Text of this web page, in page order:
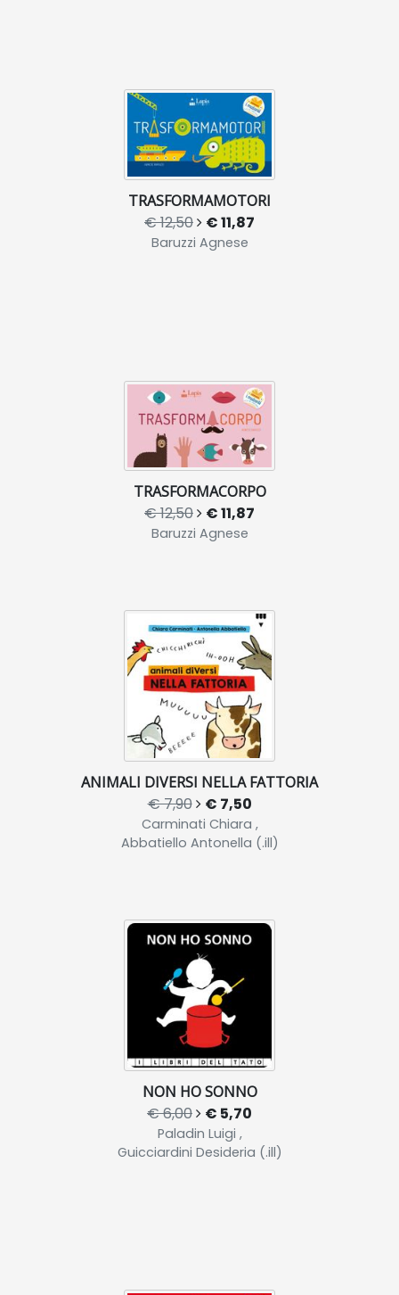
TRASFORMAMOTORI
€ 12,50 € 11,87
Baruzzi Agnese
TRASFORMACORPO
€ 12,50 € 11,87
Baruzzi Agnese
ANIMALI DIVERSI NELLA FATTORIA
€ 7,90 € 7,50
Carminati Chiara ,
Abbatiello Antonella (.ill)
NON HO SONNO
€ 6,00 € 5,70
Paladin Luigi ,
Guicciardini Desideria (.ill)